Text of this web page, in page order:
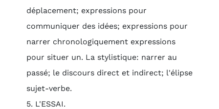
déplacement; expressions pour
communiquer des idées; expressions pour
narrer chronologiquement expressions
pour situer un. La stylistique: narrer au
passé; le discours direct et indirect; l'élipse
sujet-verbe.
5. L'ESSAI.